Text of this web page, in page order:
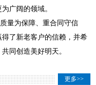
广阔的领域。
量为保障、重合同守信
了新老客户的信赖，并希
同创造美好明天。
更多>>